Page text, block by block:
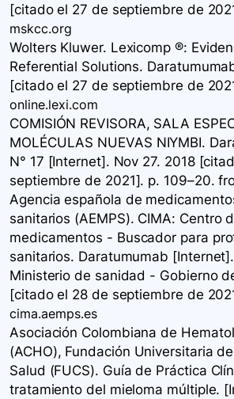
[citado el 27 de septiembre de
mskcc.org
Wolters Kluwer. Lexicomp ®:
Referential Solutions.
[citado el 27 de septiembre de
online.lexi.com
COMISIÓN REVISORA, SALA
MOLÉCULAS NUEVAS NIYMBI.
N° 17 [Internet]. Nov 27. 2018
septiembre de 2021]. p. 109–20.
Agencia española de
sanitarios (AEMPS). CIMA: Centro
medicamentos - Buscador para
sanitarios. Daratumumab
Ministerio de sanidad - Gobierno
[citado el 28 de septiembre de
cima.aemps.es
Asociación Colombiana de
(ACHO), Fundación Universitaria
Salud (FUCS). Guía de Práctica
tratamiento del mieloma múltiple.